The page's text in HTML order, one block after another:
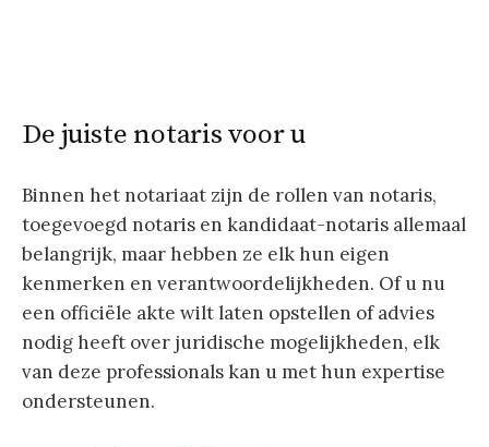
De juiste notaris voor u
Binnen het notariaat zijn de rollen van notaris,
toegevoegd notaris en kandidaat-notaris allemaal
belangrijk, maar hebben ze elk hun eigen
kenmerken en verantwoordelijkheden. Of u nu
een officiële akte wilt laten opstellen of advies
nodig heeft over juridische mogelijkheden, elk
van deze professionals kan u met hun expertise
ondersteunen.